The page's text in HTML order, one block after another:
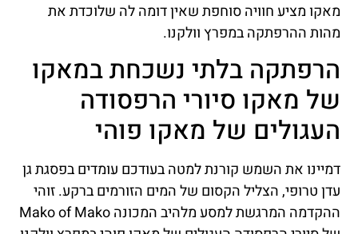
מאקו מציע חוויה סוחפת שאין דומה לה שלוכדת את
מהות ההרפתקה במפרץ וולקנו.
הרפתקה בלתי נשכחת במאקו
של מאקו סיורי הרפסודה
העגולים של מאקו פוהי
דמיינו את השמש קורנת למטה בעודכם עומדים בפסגת גן
עדן טרופי, הצליל הקסום של המים הזורמים ברקע. זוהי
ההקדמה המרגשת למסע מלהיב המכונה Mako of Mako